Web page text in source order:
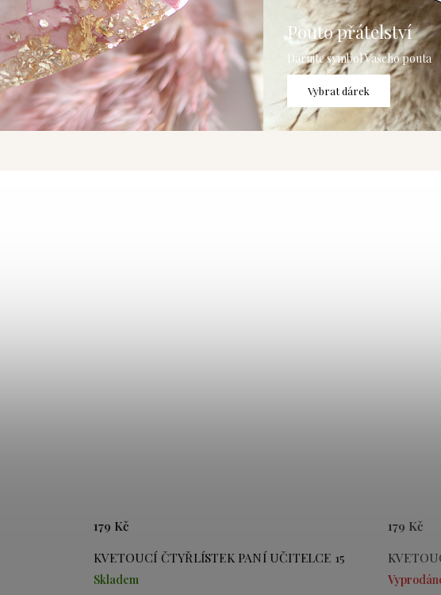
Pouto přátelství
Darujte symbol Vašeho pouta
Vybrat dárek
KVETOUCÍ ČTYŘLÍSTEK PANÍ UČITELCE 15
Skladem
179 Kč
Vyprodáno
179 Kč